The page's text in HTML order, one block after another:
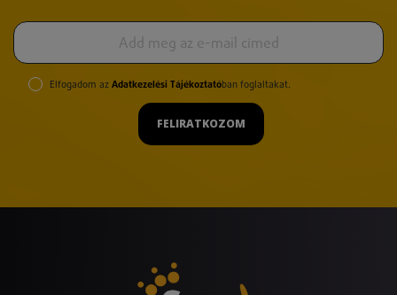
Elfogadom az Adatkezelési Tájékoztatóban foglaltakat.
FELIRATKOZOM